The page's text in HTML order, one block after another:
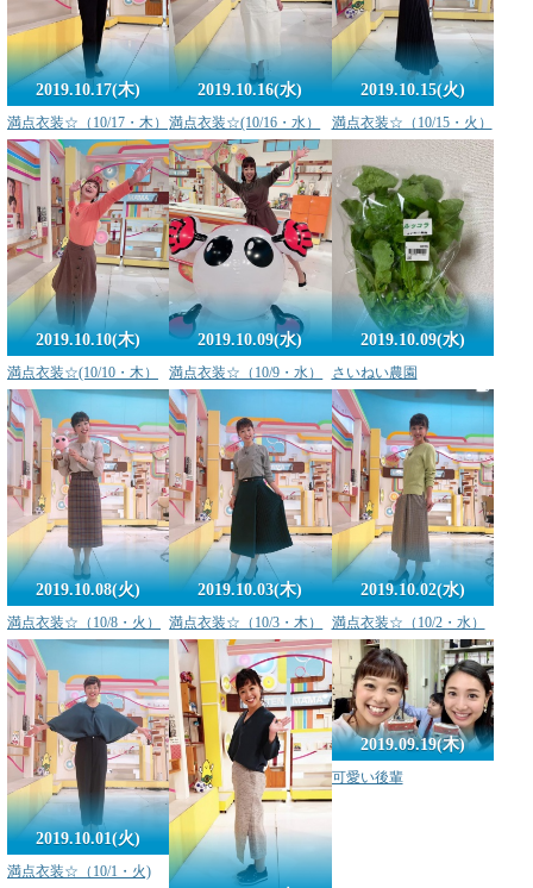
2019.10.17(木)
満点衣装☆（10/17・木）
2019.10.16(水)
満点衣装☆(10/16・水）
2019.10.15(火)
満点衣装☆（10/15・火）
2019.10.10(木)
満点衣装☆(10/10・木）
2019.10.09(水)
満点衣装☆（10/9・水）
2019.10.09(水)
さいねい農園
2019.10.08(火)
満点衣装☆（10/8・火）
2019.10.03(木)
満点衣装☆（10/3・木）
2019.10.02(水)
満点衣装☆（10/2・水）
2019.10.01(火)
満点衣装☆（10/1・火)
2019.09.19(木)
可愛い後輩